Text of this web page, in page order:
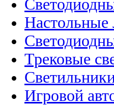
Трековые
Игровой